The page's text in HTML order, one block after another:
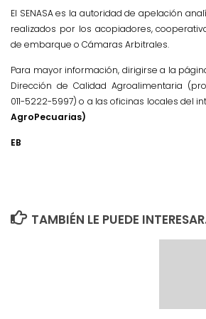
El SENASA es la autoridad de apelación
realizados por los acopiadores,
de embarque o Cámaras Arbitrales.
Para mayor información, dirigirse a la
Dirección de Calidad Agroalimentaria
011-5222-5997) o a las oficinas locales del
AgroPecuarias)
EB
TAMBIÉN LE PUEDE